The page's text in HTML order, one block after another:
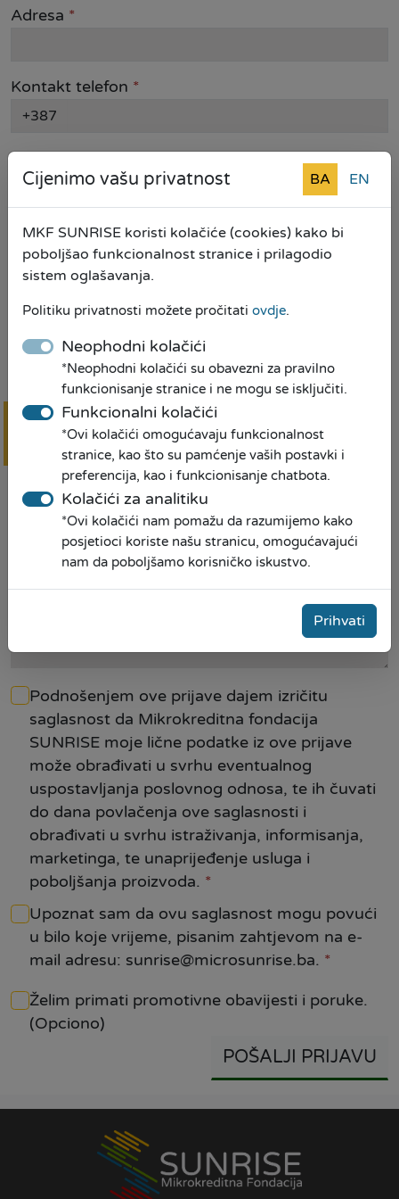
Adresa *
Kontakt telefon *
+387
Email
Opština *
Iznos kredita
Rok otplate
Da li ste prethodno bili klijent MKF SUNRISE
Podnošenjem ove prijave dajem izričitu
saglasnost da Mikrokreditna fondacija
SUNRISE moje lične podatke iz ove prijave
može obrađivati u svrhu eventualnog
uspostavljanja poslovnog odnosa, te ih čuvati
do dana povlačenja ove saglasnosti i
obrađivati u svrhu istraživanja, informisanja,
marketinga, te unaprijeđenje usluga i
poboljšanja proizvoda. *
Upoznat sam da ovu saglasnost mogu povući
u bilo koje vrijeme, pisanim zahtjevom na e-
mail adresu: sunrise@microsunrise.ba. *
Želim primati promotivne obavijesti i poruke.
(Opciono)
POŠALJI PRIJAVU
Cijenimo vašu privatnost BA EN
MKF SUNRISE koristi kolačiće (cookies) kako bi
poboljšao funkcionalnost stranice i prilagodio
sistem oglašavanja.
Politiku privatnosti možete pročitati ovdje.
Neophodni kolačići
*Neophodni kolačići su obavezni za pravilno
funkcionisanje stranice i ne mogu se isključiti.
Funkcionalni kolačići
*Ovi kolačići omogućavaju funkcionalnost
stranice, kao što su pamćenje vaših postavki i
preferencija, kao i funkcionisanje chatbota.
Kolačići za analitiku
*Ovi kolačići nam pomažu da razumijemo kako
posjetioci koriste našu stranicu, omogućavajući
nam da poboljšamo korisničko iskustvo.
Prihvati